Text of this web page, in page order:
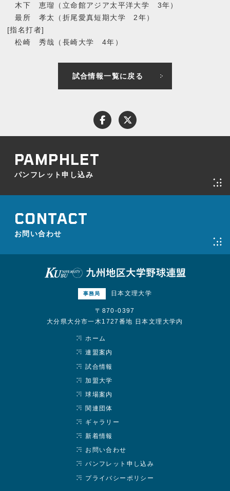
木下 恵瑠（立命館アジア太平洋大学 3年）
最所 孝太（折尾愛真短期大学 2年）
[指名打者]
松崎 秀哉（長崎大学 4年）
試合情報一覧に戻る
パンフレット申し込み
お問い合わせ
事務局 日本文理大学
〒870-0397
大分県大分市一木1727番地 日本文理大学内
ホーム
連盟案内
試合情報
加盟大学
球場案内
関連団体
ギャラリー
新着情報
お問い合わせ
パンフレット申し込み
プライバシーポリシー